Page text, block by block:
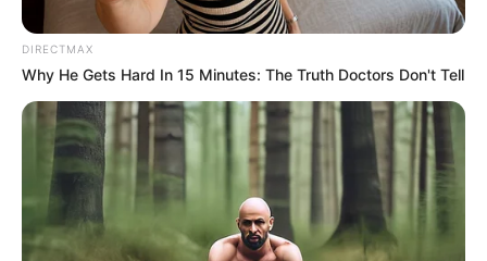
PostedFriss hírek
Lázár János és Orbán Viktor is
bejelentette, hogy dolgoznak a
14. havi nyugdíj bevezetésén
bySzerző October 17, 2025
DIRECTMAX
Why He Gets Hard In 15 Minutes: The Truth Doctors Don't Tell